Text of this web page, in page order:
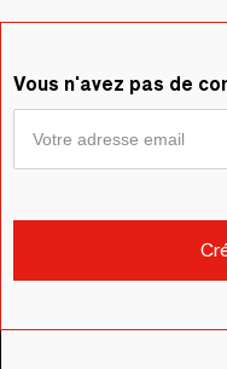
Vous n'avez pas de